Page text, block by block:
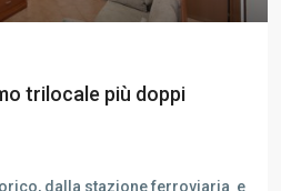
trilocale più doppi
dalla stazione ferroviaria e